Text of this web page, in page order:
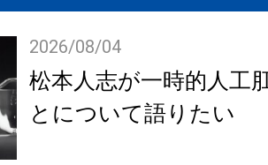
2026/08/04
松本人志が一時的人工
とについて語りたい